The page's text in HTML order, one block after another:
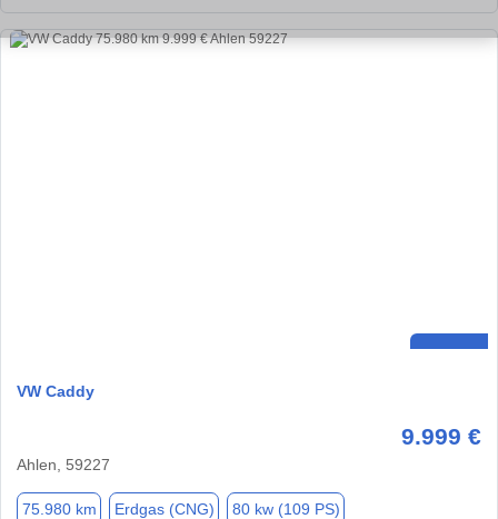
VW Caddy
9.999 €
Ahlen, 59227
75.980 km Erdgas (CNG) 80 kw (109 PS)